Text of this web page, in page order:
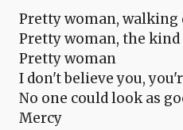
Pretty woman, walking
Pretty woman, the
Pretty woman
I don't believe you,
No one could look as
Mercy